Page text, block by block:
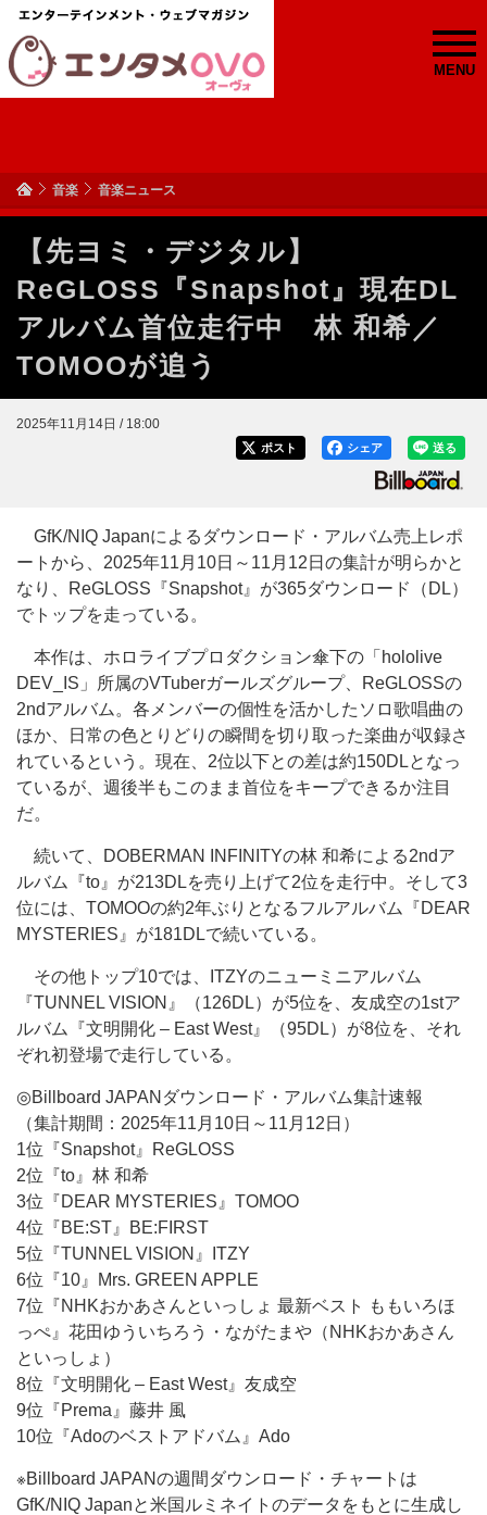
MENU
音楽 音楽ニュース
【先ヨミ・デジタル】
ReGLOSS『Snapshot』現在DL
アルバム首位走行中 林 和希／
TOMOOが追う
2025年11月14日 / 18:00
送る
シェア
ポスト
GfK/NIQ Japanによるダウンロード・アルバム売上レポ
ートから、2025年11月10日～11月12日の集計が明らかと
なり、ReGLOSS『Snapshot』が365ダウンロード（DL）
でトップを走っている。
本作は、ホロライブプロダクション傘下の「hololive
DEV_IS」所属のVTuberガールズグループ、ReGLOSSの
2ndアルバム。各メンバーの個性を活かしたソロ歌唱曲の
ほか、日常の色とりどりの瞬間を切り取った楽曲が収録さ
れているという。現在、2位以下との差は約150DLとなっ
ているが、週後半もこのまま首位をキープできるか注目
だ。
続いて、DOBERMAN INFINITYの林 和希による2ndア
ルバム『to』が213DLを売り上げて2位を走行中。そして3
位には、TOMOOの約2年ぶりとなるフルアルバム『DEAR
MYSTERIES』が181DLで続いている。
その他トップ10では、ITZYのニューミニアルバム
『TUNNEL VISION』（126DL）が5位を、友成空の1stア
ルバム『文明開化 – East West』（95DL）が8位を、それ
ぞれ初登場で走行している。
◎Billboard JAPANダウンロード・アルバム集計速報
（集計期間：2025年11月10日～11月12日）
1位『Snapshot』ReGLOSS
2位『to』林 和希
3位『DEAR MYSTERIES』TOMOO
4位『BE:ST』BE:FIRST
5位『TUNNEL VISION』ITZY
6位『10』Mrs. GREEN APPLE
7位『NHKおかあさんといっしょ 最新ベスト ももいろほ
っぺ』花田ゆういちろう・ながたまや（NHKおかあさん
といっしょ）
8位『文明開化 – East West』友成空
9位『Prema』藤井 風
10位『Adoのベストアドバム』Ado
※Billboard JAPANの週間ダウンロード・チャートは
GfK/NIQ Japanと米国ルミネイトのデータをもとに生成し